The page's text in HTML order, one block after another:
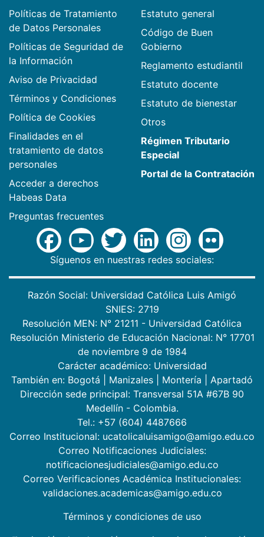
Políticas de Tratamiento
de Datos Personales
Políticas de Seguridad de
la Información
Aviso de Privacidad
Términos y Condiciones
Política de Cookies
Finalidades en el
tratamiento de datos
personales
Acceder a derechos
Habeas Data
Preguntas frecuentes
Estatuto general
Código de Buen
Gobierno
Reglamento estudiantil
Estatuto docente
Estatuto de bienestar
Otros
Régimen Tributario
Especial
Portal de la Contratación
Síguenos en nuestras redes sociales:
Razón Social: Universidad Católica Luis Amigó
SNIES: 2719
Resolución MEN: N° 21211 - Universidad Católica
Resolución Ministerio de Educación Nacional: N° 17701
de noviembre 9 de 1984
Carácter académico: Universidad
También en: Bogotá Manizales Montería
Apartadó
Dirección sede principal: Transversal 51A #67B 90
Medellín - Colombia.
Tel.: +57 (604) 4487666
Correo Institucional: ucatolicaluisamigo@amigo.edu.co
Correo Notificaciones Judiciales:
notificacionesjudiciales@amigo.edu.co
Correo Verificaciones Académica Institucionales:
validaciones.academicas@amigo.edu.co
Términos y condiciones de uso